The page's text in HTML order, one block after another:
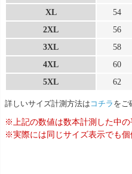
XL
54
2XL
56
3XL
58
4XL
60
5XL
62
詳しいサイズ計測方法は コチラ をご
※上記の数値は数本計測した中の
※実際には同じサイズ表示でも個